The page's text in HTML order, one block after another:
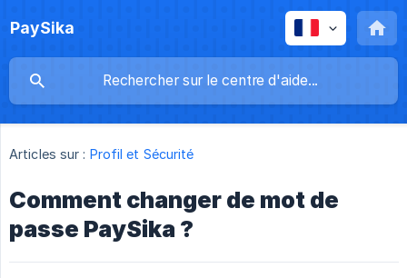
PaySika
Articles sur : Profil et Sécurité
Comment changer de mot de
passe PaySika ?